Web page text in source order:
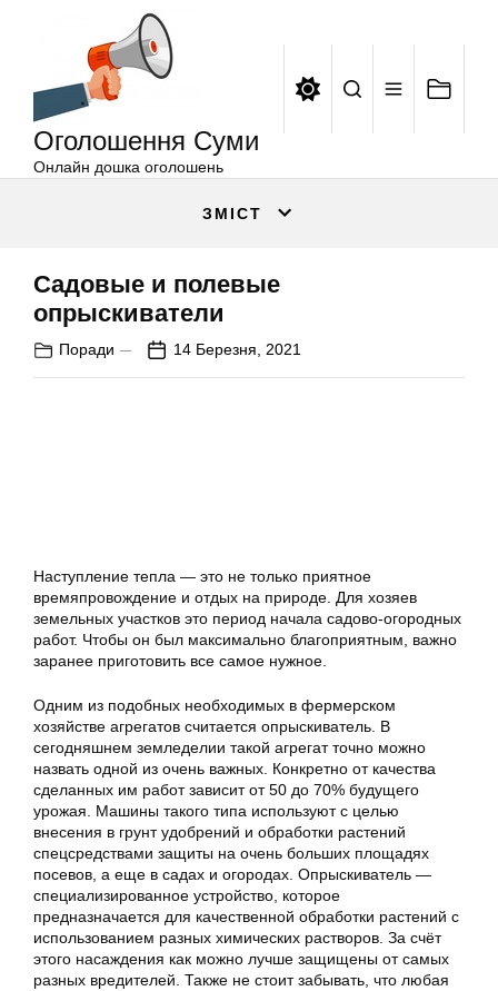
Оголошення Суми
Онлайн дошка оголошень
ЗМІСТ
Садовые и полевые
опрыскиватели
Поради 14 Березня, 2021
Наступление тепла — это не только приятное
времяпровождение и отдых на природе. Для хозяев
земельных участков это период начала садово-огородных
работ. Чтобы он был максимально благоприятным, важно
заранее приготовить все самое нужное.
Одним из подобных необходимых в фермерском
хозяйстве агрегатов считается опрыскиватель. В
сегодняшнем земледелии такой агрегат точно можно
назвать одной из очень важных. Конкретно от качества
сделанных им работ зависит от 50 до 70% будущего
урожая. Машины такого типа используют с целью
внесения в грунт удобрений и обработки растений
спецсредствами защиты на очень больших площадях
посевов, а еще в садах и огородах. Опрыскиватель —
специализированное устройство, которое
предназначается для качественной обработки растений с
использованием разных химических растворов. За счёт
этого насаждения как можно лучше защищены от самых
разных вредителей. Также не стоит забывать, что любая